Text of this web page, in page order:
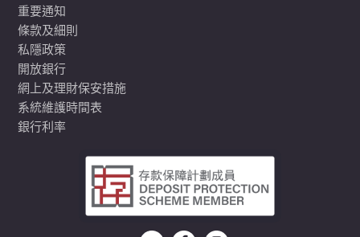
重要通知
條款及細則
私隱政策
開放銀行
網上及理財保安措施
系統維護時間表
銀行利率